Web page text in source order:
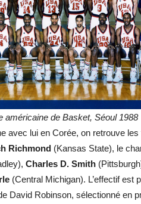
américaine de Basket, Séoul 1988
avec lui en Corée, on retrouve
Richmond (Kansas State), le
Charles D. Smith
(Central Michigan). L’effectif est
David Robinson, sélectionné en